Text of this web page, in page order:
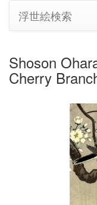
浮世絵検索
Shoson
Cherry